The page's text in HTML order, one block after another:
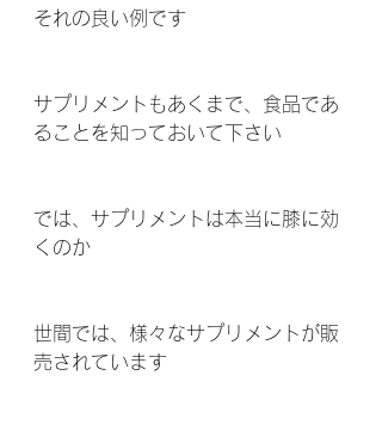
それの良い例です
サプリメントもあくまで、食品であ
ることを知っておいて下さい
では、サプリメントは本当に膝に効
くのか
世間では、様々なサプリメントが販
売されています